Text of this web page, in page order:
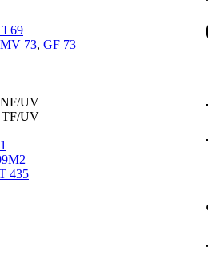
69
MV 73, GF 73
UV
TF/UV
435